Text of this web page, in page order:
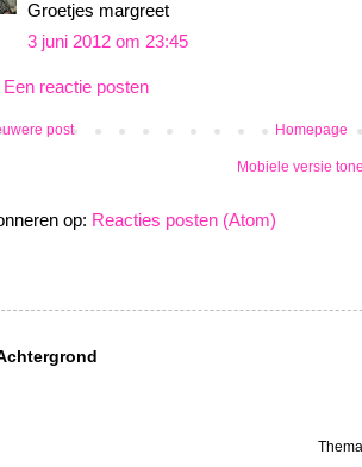
Groetjes margreet
3 juni 2012 om 23:45
Een reactie posten
post Homepage
Mobiele versie
op: Reacties posten (Atom)